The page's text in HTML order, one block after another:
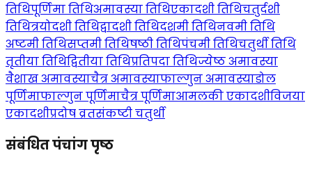
तिथिपूर्णिमा तिथिअमावस्या तिथिएकादशी तिथिचतुर्दशी
तिथित्रयोदशी तिथिद्वादशी तिथिदशमी तिथिनवमी तिथि
अष्टमी तिथिसप्तमी तिथिषष्ठी तिथिपंचमी तिथिचतुर्थी तिथि
तृतीया तिथिद्वितीया तिथिप्रतिपदा तिथिज्येष्ठ अमावस्या
वैशाख अमावस्याचैत्र अमावस्याफाल्गुन अमावस्याडोल
पूर्णिमाफाल्गुन पूर्णिमाचैत्र पूर्णिमाआमलकी एकादशीविजया
एकादशीप्रदोष व्रतसंकष्टी चतुर्थी
संबंधित पंचांग पृष्ठ